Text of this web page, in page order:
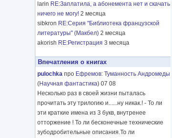
larin RE:Заплатила, а абонемента нет и скачать
ничего не могу! 2 месяца
sibkron RE:Серия "Библиотека французской
литературы" (Макбел) 2 месяца
akorish RE:Регистрация 3 месяца
Впечатления о книгах
pulochka про Ефремов: Туманность Андромеды
(Научная фантастика) 07 08
Несколько раз в своей жизни пыталась
прочитать эту трилогию и......ну никак.! - То ли
эти краткие имена из 3 букв, внутренее
отторжение ! То ли бесконечные технические
зубодробительные описания.То ли